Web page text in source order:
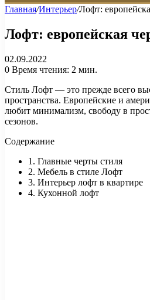
Главная/Интерьер/Лофт:
Лофт: европейская
02.09.2022
0 Время чтения: 2 мин.
Стиль Лофт — это прежде всего
пространства. Европейские и
любит минимализм, свободу в
сезонов.
Содержание
1. Главные черты стиля
2. Мебель в стиле Лофт
3. Интерьер лофт в квартире
4. Кухонной лофт